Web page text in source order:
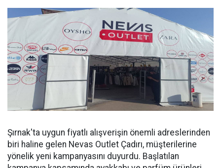
Şırnak'ta uygun fiyatlı alışverişin önemli adreslerinden
biri haline gelen Nevas Outlet Çadırı, müşterilerine
yönelik yeni kampanyasını duyurdu. Başlatılan